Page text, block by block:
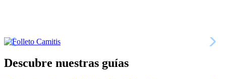
Descubre nuestras guías